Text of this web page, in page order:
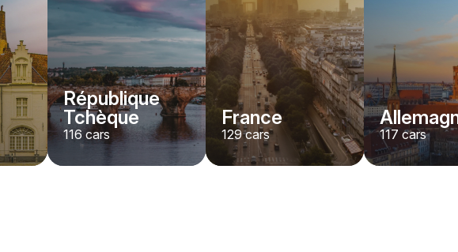
République
Tchèque
116cars
France
129cars 117 cars